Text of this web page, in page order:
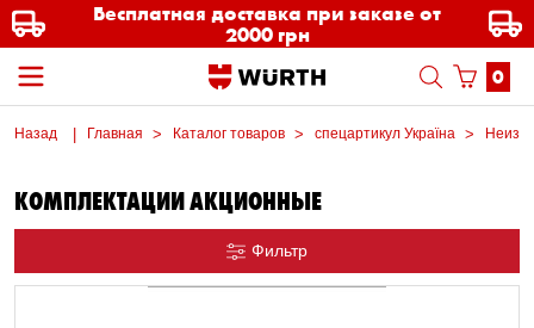
Бесплатная доставка при заказе от
2000 грн
0
Назад Главная Каталог товаров спецартикул Україна
КОМПЛЕКТАЦИИ АКЦИОННЫЕ
Фильтр